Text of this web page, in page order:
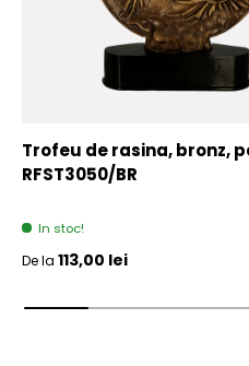
Trofeu de rasina, bronz,
RFST3050/BR
In stoc!
Pret initial
De la 113,00 lei